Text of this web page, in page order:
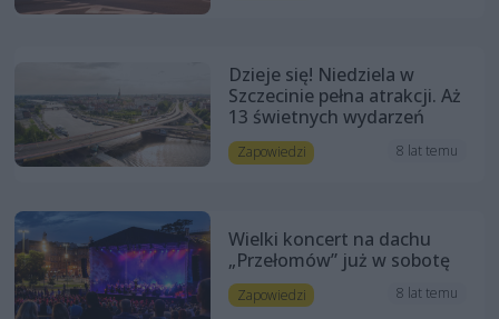
Dzieje się! Niedziela w
Szczecinie pełna atrakcji. Aż
13 świetnych wydarzeń
Zapowiedzi 8 lat temu
Wielki koncert na dachu
„Przełomów” już w sobotę
Zapowiedzi 8 lat temu